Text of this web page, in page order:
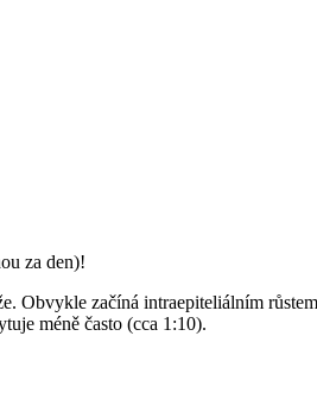
za den)!
Obvykle začíná intraepiteliálním
méně často (cca 1:10).